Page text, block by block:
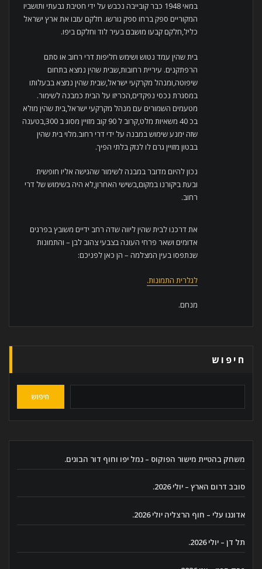
במאי 1948 כבר קובייבה נכבש על ידי חטיבת גבעתי ותושביו
המקוריים ספק ברחו ספק גורשו. חלקם עזבו את ארץ ישראל
כליל,חלקם קבעו מושבם בעיר לוד וחלקם ביפו.
בית שהין עמד נטוש ושימש חליפות דרי רחוב או סתם
הרפתקנים. עיריית רחובות,שבית שהין נמצא בתחום
שיפוטה,ומנהל מקרקעי ישראל,שבית שהין נמצא בבעלותו
במסגרת נכסי נפקדים,הכריזו על הבית כמבנה לשימור.
מטעמים השמורים עם מנהל מקרקעי ישראל,בית שהין מולא
בכ 40 משאיות מלט,קרוב ל 90 קוב מזויין מסוג ב 300,בטענה
שזה ימנע שימוש במבנה על ידי דרי רחוב.מלוי בית שהין
בבטון מזויין גרם לו לנזק בלתי הפיך.
נכון להיום מדובר במבנה לשימור שהגישה אליו חופשית
ובעת ביקורנו במקום,בשישי האחרון,לא היה בשימוש של דרי
רחוב.
את דרכנו לבית שהין ליווה שדה רחב ידיים משובץ בפרגים
אדומים ושאר פרחי העונה בצבעי צהוב לבן – והתמונות
שנתפסו בעין המצלמה – הן כאן לפניכם:
לגלרית התמונות.
מנחם.
חיפוש
חיפוש
משחק בהטיית מישור הפוקוס – נמל יפו וחוף דור הבונים.
סובב דרום הארץ – יולי 2026.
אדוננו עלי – חוף הרצליה יולי 2026.
תל דן – יולי 2026.